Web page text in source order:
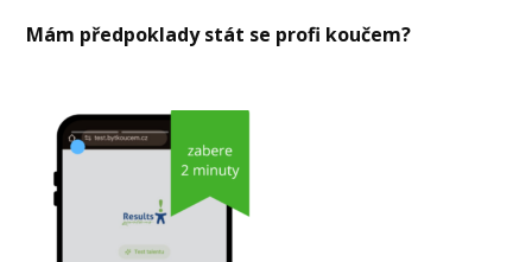
Mám předpoklady stát se profi koučem?